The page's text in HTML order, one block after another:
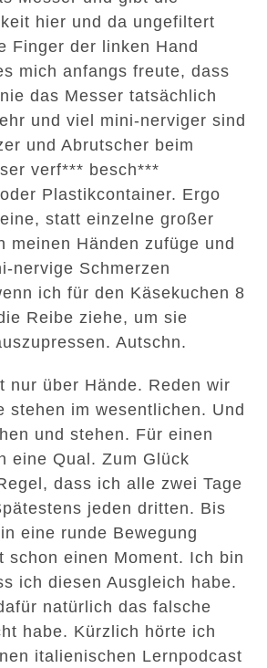
hier und da ungefiltert
Finger der linken Hand
mich anfangs freute, dass
das Messer tatsächlich
und viel mini-nerviger sind
und Abrutscher beim
verf*** besch***
Plastikcontainer. Ergo
statt einzelne großer
meinen Händen zufüge und
nervige Schmerzen
ich für den Käsekuchen 8
Reibe ziehe, um sie
Autschn.
nur über Hände. Reden wir
stehen im wesentlichen. Und
und stehen. Für einen
eine Qual. Zum Glück
dass ich alle zwei Tage
jeden dritten. Bis
eine runde Bewegung
schon einen Moment. Ich bin
ich diesen Ausgleich habe.
natürlich das falsche
habe. Kürzlich hörte ich
italienischen Lernpodcast